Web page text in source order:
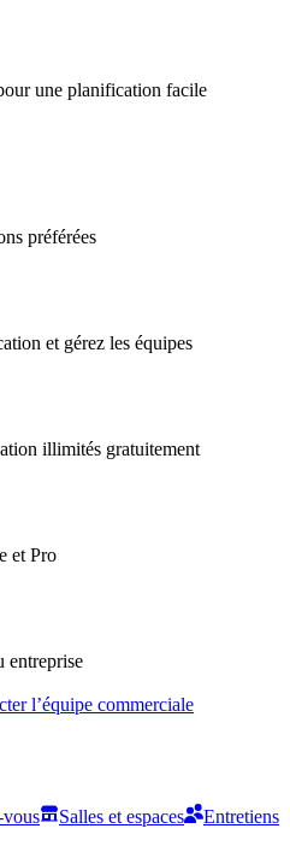
une planification facile
préférées
et gérez les équipes
illimités gratuitement
et Pro
entreprise
l’équipe commerciale
vous Salles et espaces
Entretiens